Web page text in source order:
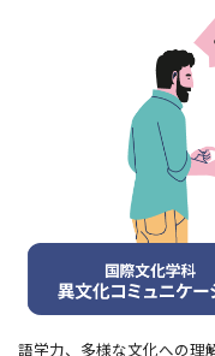
語学力、多様な文化への理